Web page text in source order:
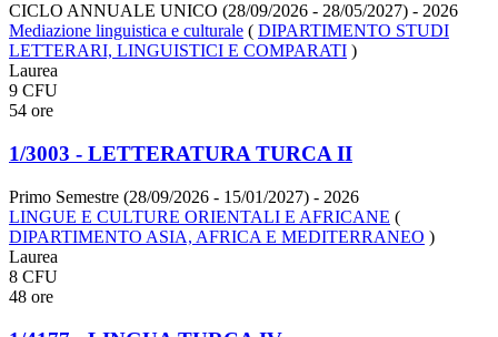
CICLO ANNUALE UNICO (28/09/2026 - 28/05/2027) - 2026
Mediazione linguistica e culturale ( DIPARTIMENTO STUDI
LETTERARI, LINGUISTICI E COMPARATI )
Laurea
9 CFU
54 ore
1/3003 - LETTERATURA TURCA II
Primo Semestre (28/09/2026 - 15/01/2027) - 2026
LINGUE E CULTURE ORIENTALI E AFRICANE (
DIPARTIMENTO ASIA, AFRICA E MEDITERRANEO )
Laurea
8 CFU
48 ore